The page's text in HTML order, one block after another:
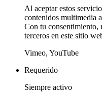
Al aceptar estos
contenidos multimedia
Con tu consentimiento,
terceros en este sitio
Vimeo, YouTube
Requerido
Siempre activo